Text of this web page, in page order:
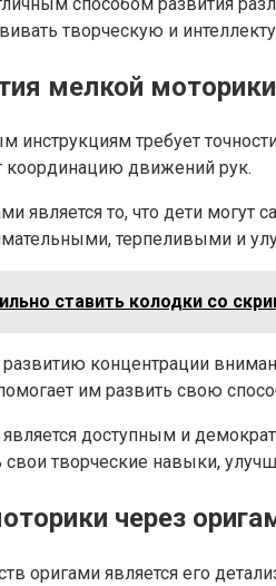
творческую и
мелкой моторики
инструкциям требует
движений рук.
является то, что дети
терпеливыми и
ставить колодки со
концентрации
им развить свою
является доступным и
творческие навыки,
через
оригами является его